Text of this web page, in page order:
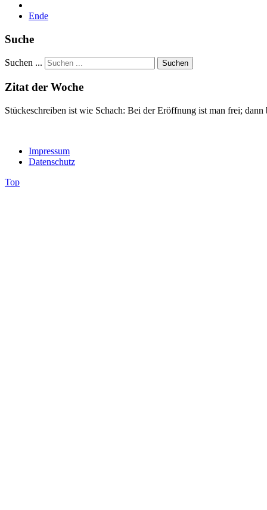
Ende
Suche
Suchen ... Suchen
Zitat der Woche
Stückeschreiben ist wie Schach: Bei der Eröffnung ist man frei;
Impressum
Datenschutz
Top